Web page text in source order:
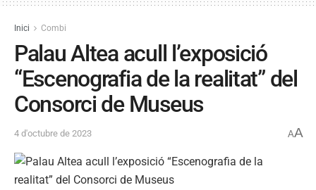
Inici Combi
Palau Altea acull l’exposició
“Escenografia de la realitat” del
Consorci de Museus
4 d'octubre de 2023 AA